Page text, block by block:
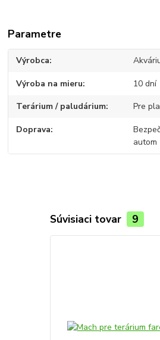
Parametre
Výrobca
Výroba na mieru 10 dní
Terárium / paludárium Pre
Doprava
autom
Súvisiaci tovar 9